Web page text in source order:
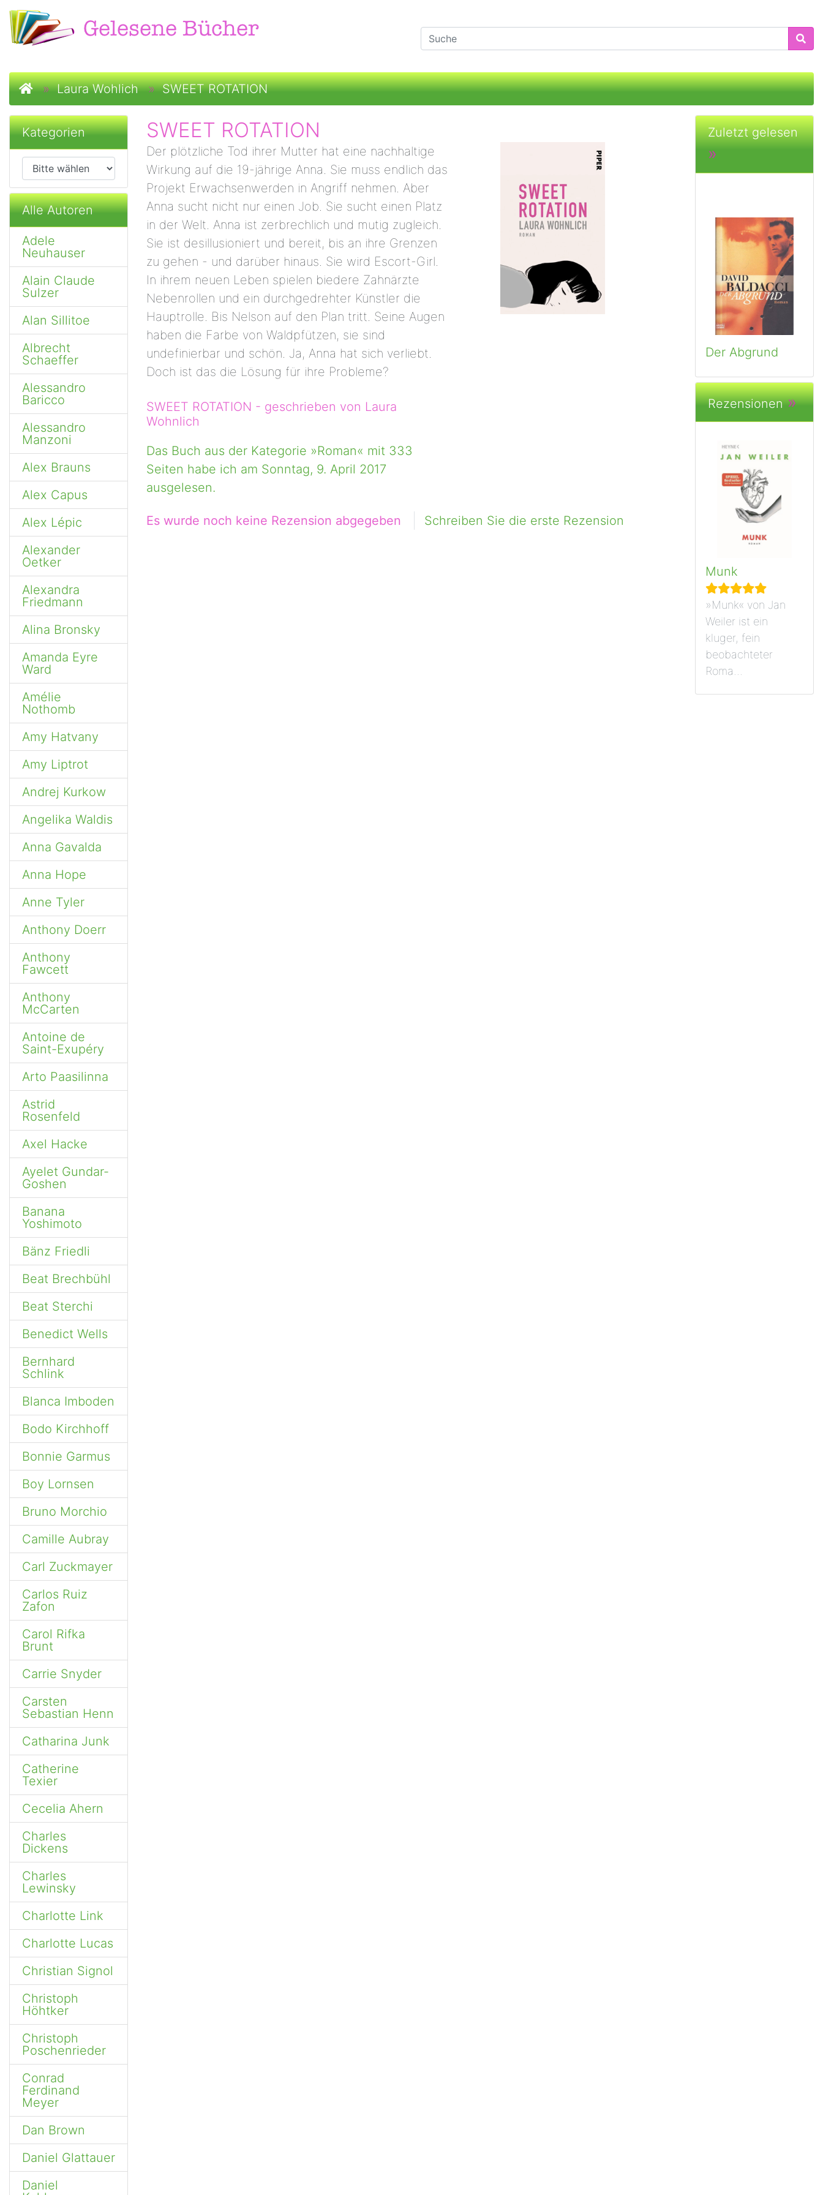
Startseite
»Laura Wohlich »SWEET ROTATION
SWEET ROTATION
Der plötzliche Tod ihrer Mutter hat eine nachhaltige
Wirkung auf die 19-jährige Anna. Sie muss endlich das
Projekt Erwachsenwerden in Angriff nehmen. Aber
Anna sucht nicht nur einen Job. Sie sucht einen Platz
in der Welt. Anna ist zerbrechlich und mutig zugleich.
Sie ist desillusioniert und bereit, bis an ihre Grenzen
zu gehen - und darüber hinaus. Sie wird Escort-Girl.
In ihrem neuen Leben spielen biedere Zahnärzte
Nebenrollen und ein durchgedrehter Künstler die
Hauptrolle. Bis Nelson auf den Plan tritt. Seine Augen
haben die Farbe von Waldpfützen, sie sind
undefinierbar und schön. Ja, Anna hat sich verliebt.
Doch ist das die Lösung für ihre Probleme?
SWEET ROTATION - geschrieben von Laura
Wohnlich
Das Buch aus der Kategorie »Roman« mit 333
Seiten habe ich am Sonntag, 9. April 2017
ausgelesen.
Es wurde noch keine Rezension abgegeben Schreiben Sie die erste Rezension
Kategorien
Alle Autoren
Adele
Neuhauser
Alain Claude
Sulzer
Alan Sillitoe
Albrecht
Schaeffer
Alessandro
Baricco
Alessandro
Manzoni
Alex Brauns
Alex Capus
Alex Lépic
Alexander
Oetker
Alexandra
Friedmann
Alina Bronsky
Amanda Eyre
Ward
Amélie
Nothomb
Amy Hatvany
Amy Liptrot
Andrej Kurkow
Angelika Waldis
Anna Gavalda
Anna Hope
Anne Tyler
Anthony Doerr
Anthony
Fawcett
Anthony
McCarten
Antoine de
Saint-Exupéry
Arto Paasilinna
Astrid
Rosenfeld
Axel Hacke
Ayelet Gundar-
Goshen
Banana
Yoshimoto
Bänz Friedli
Beat Brechbühl
Beat Sterchi
Benedict Wells
Bernhard
Schlink
Blanca Imboden
Bodo Kirchhoff
Bonnie Garmus
Boy Lornsen
Bruno Morchio
Camille Aubray
Carl Zuckmayer
Carlos Ruiz
Zafon
Carol Rifka
Brunt
Carrie Snyder
Carsten
Sebastian Henn
Catharina Junk
Catherine
Texier
Cecelia Ahern
Charles
Dickens
Charles
Lewinsky
Charlotte Link
Charlotte Lucas
Christian Signol
Christoph
Höhtker
Christoph
Poschenrieder
Conrad
Ferdinand
Meyer
Dan Brown
Daniel Glattauer
Daniel
Zuletzt gelesen
»
Der Abgrund
Rezensionen»
Munk
»Munk« von Jan
Weiler ist ein
kluger, fein
beobachteter
Roma...